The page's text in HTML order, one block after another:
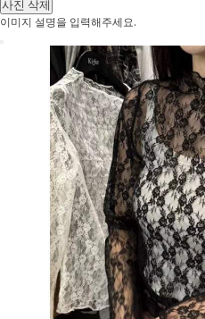
사진 삭제
이미지 설명을 입력해주세요.